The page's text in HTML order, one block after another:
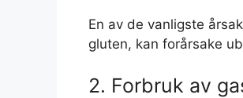
En av de vanligste
gluten, kan forårsake
2. Forbruk av